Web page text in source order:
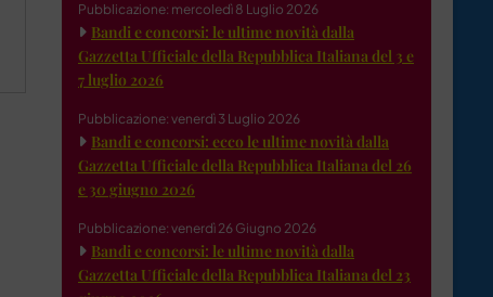
Pubblicazione: mercoledì 8 Luglio 2026
Bandi e concorsi: le ultime novità dalla
Gazzetta Ufficiale della Repubblica Italiana del 3 e
7 luglio 2026
Pubblicazione: venerdì 3 Luglio 2026
Bandi e concorsi: ecco le ultime novità dalla
Gazzetta Ufficiale della Repubblica Italiana del 26
e 30 giugno 2026
Pubblicazione: venerdì 26 Giugno 2026
Bandi e concorsi: le ultime novità dalla
Gazzetta Ufficiale della Repubblica Italiana del 23